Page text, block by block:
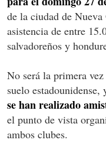
de la ciudad de
asistencia de entre
salvadoreños y
No será la primera
suelo estadounidense,
se han realizado
el punto de vista
ambos clubes.